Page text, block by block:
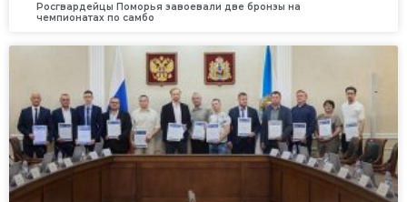
Росгвардейцы Поморья завоевали две бронзы на
чемпионатах по самбо